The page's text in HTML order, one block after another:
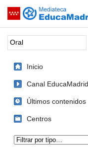
Saltar navegación
Palabra o frase:
Inicio
Canal EducaMadrid
Últimos contenidos
Centros